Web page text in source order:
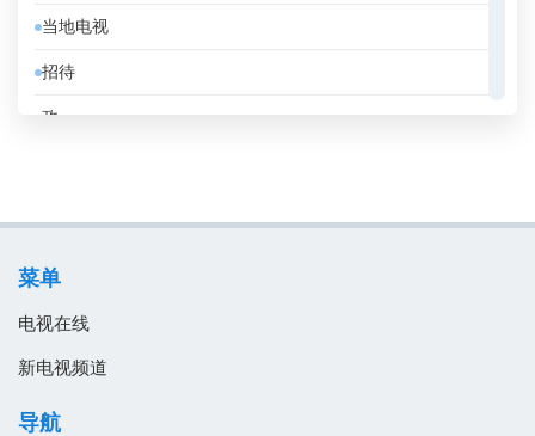
克罗地亚
冰岛
当地电视
招待
政
菜单
电视在线
新电视频道
导航